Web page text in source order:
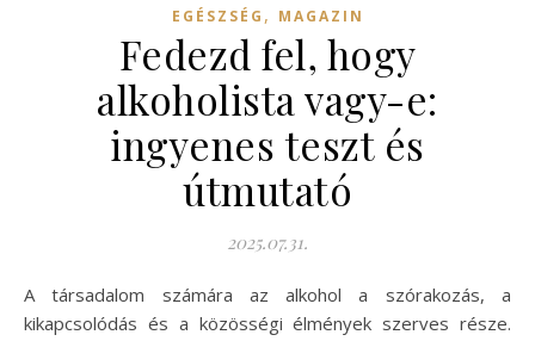
EGÉSZSÉG , MAGAZIN
Fedezd fel, hogy
alkoholista vagy-e:
ingyenes teszt és
útmutató
2025.07.31.
A társadalom számára az alkohol a szórakozás, a
kikapcsolódás és a közösségi élmények szerves része.